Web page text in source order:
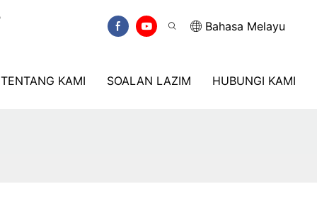
Bahasa Melayu
TENTANG KAMI SOALAN LAZIM HUBUNGI KAMI